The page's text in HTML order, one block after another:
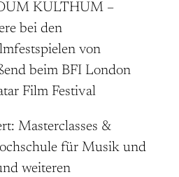
KULTHUM –
bei den
von
beim BFI London
Film Festival
Masterclasses &
für Musik und
weiteren